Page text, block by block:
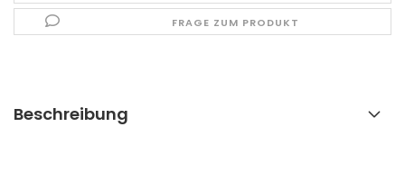
FRAGE ZUM PRODUKT
Beschreibung